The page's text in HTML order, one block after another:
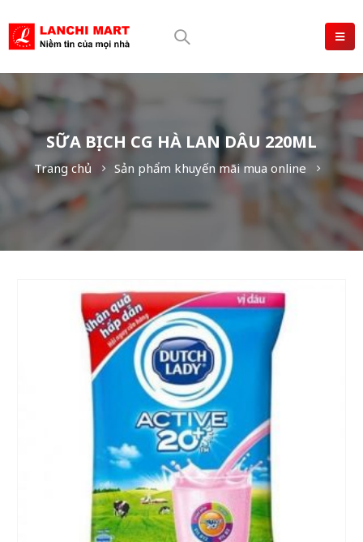
SỮA BỊCH CG HÀ LAN DÂU 220ML
Trang chủ Sản phẩm khuyến mãi mua online